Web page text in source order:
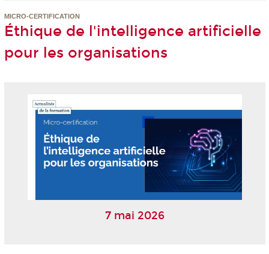
MICRO-CERTIFICATION
Éthique de l'intelligence artificielle
pour les organisations
7 mai 2026